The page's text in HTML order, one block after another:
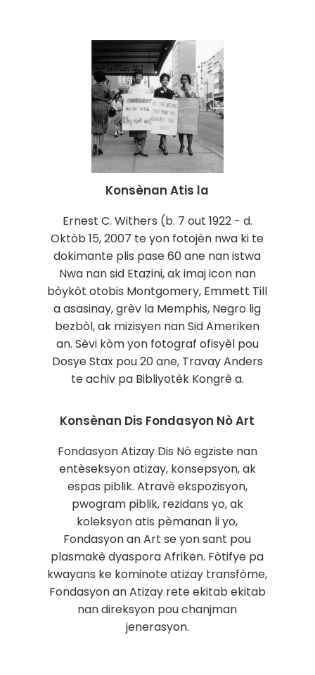
Konsènan Atis la
Ernest C. Withers (b. 7 out 1922 - d.
Oktòb 15, 2007 te yon fotojèn nwa ki te
dokimante plis pase 60 ane nan istwa
Nwa nan sid Etazini, ak imaj icon nan
bòykòt otobis Montgomery, Emmett Till
a asasinay, grèv la Memphis, Negro lig
bezbòl, ak mizisyen nan Sid Ameriken
an. Sèvi kòm yon fotograf ofisyèl pou
Dosye Stax pou 20 ane, Travay Anders
te achiv pa Bibliyotèk Kongrè a.
Konsènan Dis Fondasyon Nò Art
Fondasyon Atizay Dis Nò egziste nan
entèseksyon atizay, konsepsyon, ak
espas piblik. Atravè ekspozisyon,
pwogram piblik, rezidans yo, ak
koleksyon atis pèmanan li yo,
Fondasyon an Art se yon sant pou
plasmakè dyaspora Afriken. Fòtifye pa
kwayans ke kominote atizay transfòme,
Fondasyon an Atizay rete ekitab ekitab
nan direksyon pou chanjman
jenerasyon.